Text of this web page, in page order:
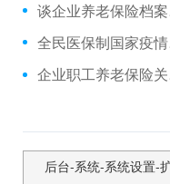
全
企
后台-系统-系统设置-